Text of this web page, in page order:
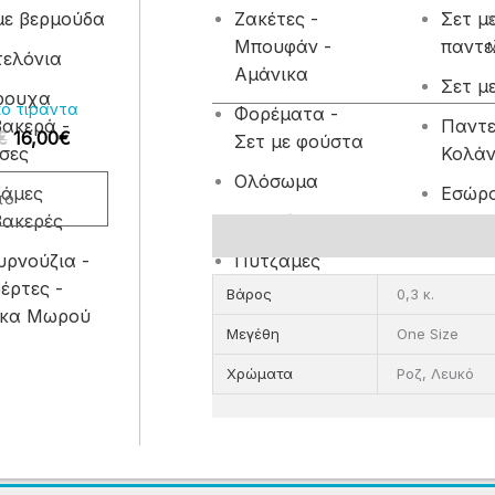
βερμούδα
-
-
-
Μωρού
Ζακέτες -
Μπουφάν -
Αμάνικα
Φορέματα -
Σετ με φούστα
Ολόσωμα
Μπλούζες
Πυτζάμες
βαμβακερές
Μπουρνούζια -
Προίκα Μωρού
Σετ
Σετ
Κολάν
τιράντα
16,00€
Βάρος 0,3 κ.
Μεγέθη One Size
Χρώματα Ροζ, Λευκό